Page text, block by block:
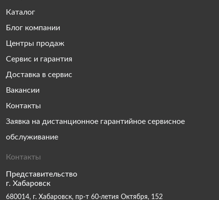
Каталог
Блог компании
Центры продаж
Сервис и гарантия
Доставка в сервис
Вакансии
Контакты
Заявка на дистанционное гарантийное сервисное
обслуживание
Контакты
Представительство
г. Хабаровск
680014, г. Хабаровск, пр-т 60-летия Октября, 152